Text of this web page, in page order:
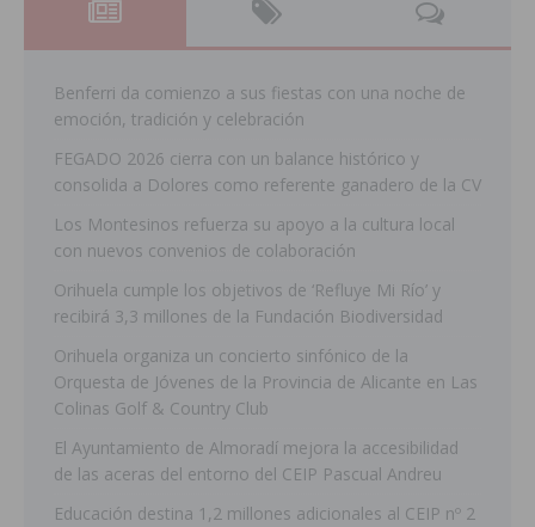
Benferri da comienzo a sus fiestas con una noche de
emoción, tradición y celebración
FEGADO 2026 cierra con un balance histórico y
consolida a Dolores como referente ganadero de la CV
Los Montesinos refuerza su apoyo a la cultura local
con nuevos convenios de colaboración
Orihuela cumple los objetivos de ‘Refluye Mi Río’ y
recibirá 3,3 millones de la Fundación Biodiversidad
Orihuela organiza un concierto sinfónico de la
Orquesta de Jóvenes de la Provincia de Alicante en Las
Colinas Golf & Country Club
El Ayuntamiento de Almoradí mejora la accesibilidad
de las aceras del entorno del CEIP Pascual Andreu
Educación destina 1,2 millones adicionales al CEIP nº 2